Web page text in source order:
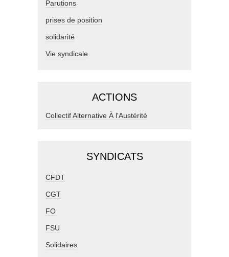
Parutions
prises de position
solidarité
Vie syndicale
ACTIONS
Collectif Alternative À l'Austérité
SYNDICATS
CFDT
CGT
FO
FSU
Solidaires